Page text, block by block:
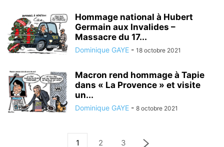
Hommage national à Hubert
Germain aux Invalides –
Massacre du 17...
Dominique GAYE - 18 octobre 2021
Macron rend hommage à Tapie
dans « La Provence » et visite
un...
Dominique GAYE - 8 octobre 2021
1 2 3